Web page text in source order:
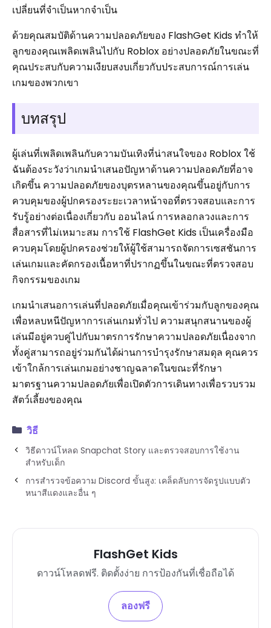
เปลี่ยนที่จำเป็นหากจำเป็น
ด้วยคุณสมบัติด้านความปลอดภัยของ FlashGet Kids ทำให้
ลูกของคุณเพลิดเพลินไปกับ Roblox อย่างปลอดภัยในขณะที่
คุณประสบกับความเงียบสงบเกี่ยวกับประสบการณ์การเล่น
เกมของพวกเขา
บทสรุป
ผู้เล่นที่เพลิดเพลินกับความบันเทิงที่น่าสนใจของ Roblox ใช้
ฉันต้องระวังว่าเกมนำเสนอปัญหาด้านความปลอดภัยที่อาจ
เกิดขึ้น ความปลอดภัยของบุตรหลานของคุณขึ้นอยู่กับการ
ควบคุมของผู้ปกครองระยะเวลาหน้าจอที่ตรวจสอบและการ
รับรู้อย่างต่อเนื่องเกี่ยวกับ ออนไลน์ การหลอกลวงและการ
สื่อสารที่ไม่เหมาะสม การใช้ FlashGet Kids เป็นเครื่องมือ
ควบคุมโดยผู้ปกครองช่วยให้ผู้ใช้สามารถจัดการเซสชันการ
เล่นเกมและคัดกรองเนื้อหาที่ปรากฏขึ้นในขณะที่ตรวจสอบ
กิจกรรมของเกม
เกมนำเสนอการเล่นที่ปลอดภัยเมื่อคุณเข้าร่วมกับลูกของคุณ
เพื่อหลบหนีปัญหาการเล่นเกมทั่วไป ความสนุกสนานของผู้
เล่นมีอยู่ควบคู่ไปกับมาตรการรักษาความปลอดภัยเนื่องจาก
ทั้งคู่สามารถอยู่ร่วมกันได้ผ่านการบำรุงรักษาสมดุล คุณควร
เข้าใกล้การเล่นเกมอย่างชาญฉลาดในขณะที่รักษา
มาตรฐานความปลอดภัยเพื่อเปิดตัวการเดินทางเพื่อรวบรวม
สัตว์เลี้ยงของคุณ
วิธี
วิธีดาวน์โหลด Snapchat Story และตรวจสอบการใช้งาน
สำหรับเด็ก
การสำรวจข้อความ Discord ขั้นสูง: เคล็ดลับการจัดรูปแบบตัว
หนาสีแดงและอื่น ๆ
FlashGet Kids
ดาวน์โหลดฟรี. ติดตั้งง่าย การป้องกันที่เชื่อถือได้
ลองฟรี